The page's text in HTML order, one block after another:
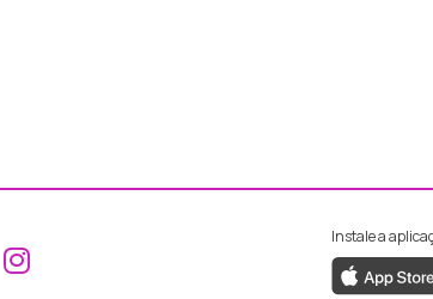
Aceder ao Facebook da RTP
Aceder ao Instagram da RTP
Instale a